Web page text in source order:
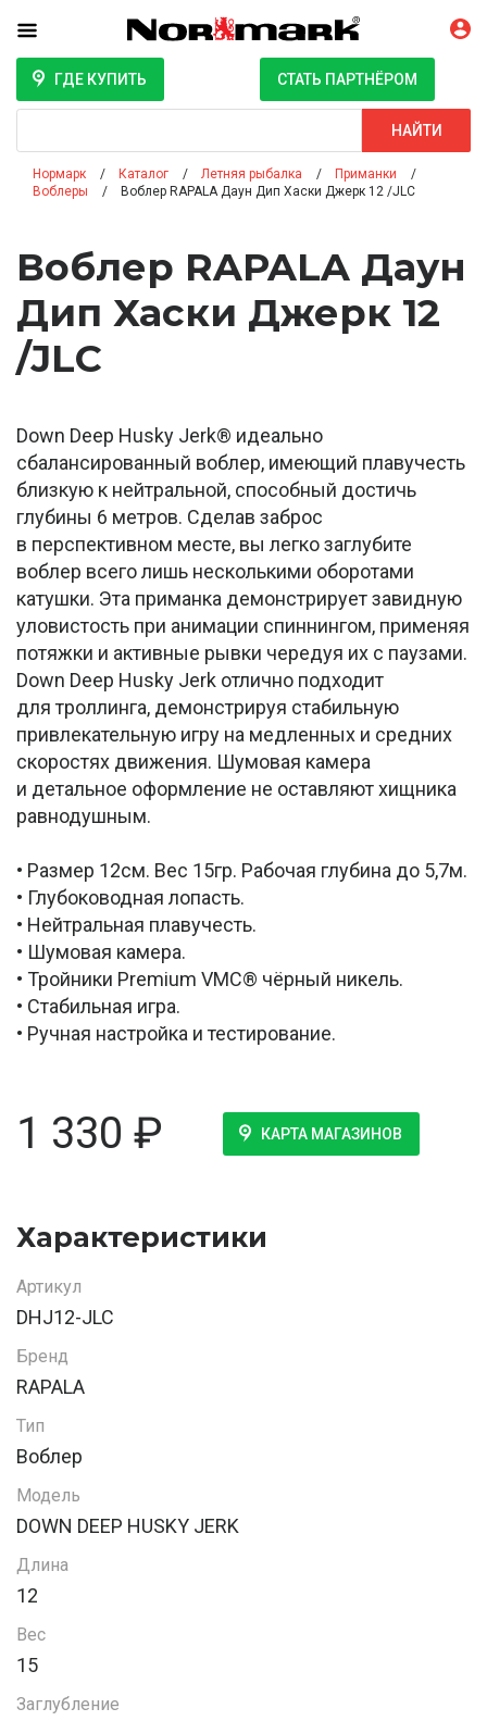
ГДЕ КУПИТЬ СТАТЬ ПАРТНЁРОМ
НАЙТИ
Нормарк Каталог Летняя рыбалка
Приманки
Воблеры
Воблер RAPALA Даун Дип Хаски Джерк 12 /JLC
Воблер RAPALA Даун
Дип Хаски Джерк 12
/JLC
Down Deep Husky Jerk® идеально
сбалансированный воблер, имеющий плавучесть
близкую к нейтральной, способный достичь
глубины 6 метров. Сделав заброс
в перспективном месте, вы легко заглубите
воблер всего лишь несколькими оборотами
катушки. Эта приманка демонстрирует завидную
уловистость при анимации спиннингом, применяя
потяжки и активные рывки чередуя их с паузами.
Down Deep Husky Jerk отлично подходит
для троллинга, демонстрируя стабильную
привлекательную игру на медленных и средних
скоростях движения. Шумовая камера
и детальное оформление не оставляют хищника
равнодушным.
• Размер 12см. Вес 15гр. Рабочая глубина до 5,7м.
• Глубоководная лопасть.
• Нейтральная плавучесть.
• Шумовая камера.
• Тройники Premium VMC® чёрный никель.
• Стабильная игра.
• Ручная настройка и тестирование.
1 330 ₽ КАРТА МАГАЗИНОВ
Характеристики
Артикул
DHJ12-JLC
Бренд
RAPALA
Тип
Воблер
Модель
DOWN DEEP HUSKY JERK
Длина
12
Вес
15
Заглубление